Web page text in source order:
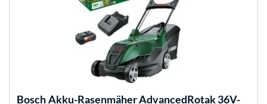
BoschAkku-Rasenmäher AdvancedRotak 36V-